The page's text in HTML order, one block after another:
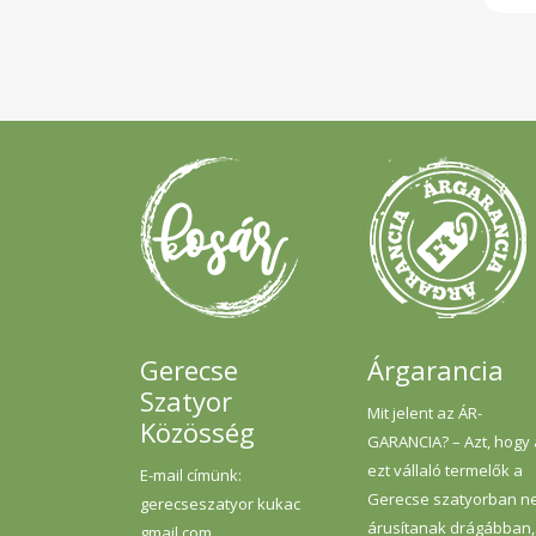
Gerecse
Szatyor
Közösség
E-mail címünk:
gerecseszatyor kukac
Árgarancia
Mit jelent az ÁR-
GARANCIA? – Azt, hogy
ezt vállaló termelők a
Gerecse szatyorban
árusítanak drágábban,